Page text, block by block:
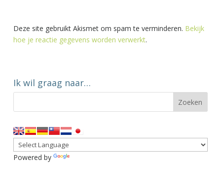
Deze site gebruikt Akismet om spam te verminderen. Bekijk
hoe je reactie gegevens worden verwerkt.
Ik wil graag naar…
Powered by